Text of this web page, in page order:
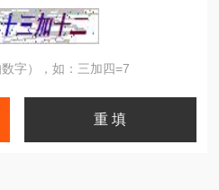
字），如：三加四=7